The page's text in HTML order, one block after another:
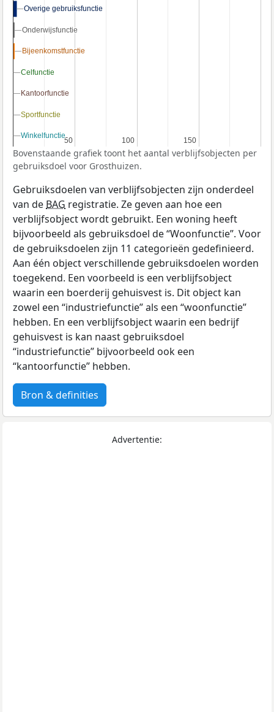
50
50 100
100 150
150
Overige gebruiksfunctie
Overige gebruiksfunctie
Onderwijsfunctie
Onderwijsfunctie
Bijeenkomstfunctie
Bijeenkomstfunctie
Celfunctie
Celfunctie
Kantoorfunctie
Kantoorfunctie
Sportfunctie
Sportfunctie
Winkelfunctie
Winkelfunctie
Bovenstaande grafiek toont het aantal verblijfsobjecten per
gebruiksdoel voor Grosthuizen.
Gebruiksdoelen van verblijfsobjecten zijn onderdeel
van deBAG registratie. Ze geven aan hoe een
verblijfsobject wordt gebruikt. Een woning heeft
bijvoorbeeld als gebruiksdoel de “Woonfunctie”. Voor
de gebruiksdoelen zijn 11 categorieën gedefinieerd.
Aan één object verschillende gebruiksdoelen worden
toegekend. Een voorbeeld is een verblijfsobject
waarin een boerderij gehuisvest is. Dit object kan
zowel een “industriefunctie” als een “woonfunctie”
hebben. En een verblijfsobject waarin een bedrijf
gehuisvest is kan naast gebruiksdoel
“industriefunctie” bijvoorbeeld ook een
“kantoorfunctie” hebben.
Bron & definities
Advertentie: